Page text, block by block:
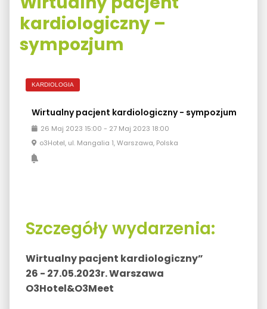
kardiologiczny –
sympozjum
KARDIOLOGIA
Wirtualny pacjent kardiologiczny - sympozjum
26 Maj 2023 15:00 - 27 Maj 2023 18:00
o3Hotel, ul. Mangalia 1, Warszawa, Polska
Szczegóły wydarzenia:
Wirtualny pacjent kardiologiczny”
26 - 27.05.2023r. Warszawa
O3Hotel&O3Meet